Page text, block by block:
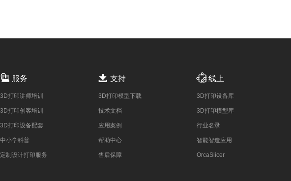
 服务
3D打印讲师培训
3D打印创客培训
3D打印设备配套
中小学科普
定制设计打印服务
 支持
3D打印模型下载
技术文档
应用案例
帮助中心
售后保障
线上
3D打印设备库
3D打印模型库
行业名录
智能智造应用
OrcaSlicer